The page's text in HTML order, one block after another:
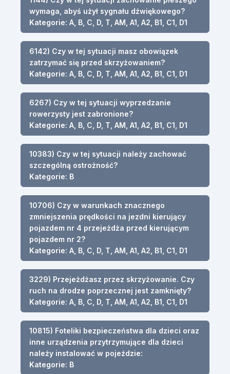
wymaga, abyś użył sygnału dźwiękowego?
Kategorie: A, B, C, D, T, AM, A1, A2, B1, C1, D1
6142) Czy w tej sytuacji masz obowiązek
zatrzymać się przed skrzyżowaniem?
Kategorie: A, B, C, D, T, AM, A1, A2, B1, C1, D1
6267) Czy w tej sytuacji wyprzedzanie
rowerzysty jest zabronione?
Kategorie: A, B, C, D, T, AM, A1, A2, B1, C1, D1
10383) Czy w tej sytuacji należy zachować
szczególną ostrożność?
Kategorie: B
10706) Czy w warunkach znacznego
zmniejszenia prędkości na jezdni kierujący
pojazdem nr 4 przejeżdża przed kierującym
pojazdem nr 2?
Kategorie: A, B, C, D, T, AM, A1, A2, B1, C1, D1
3229) Przejeżdżasz przez skrzyżowanie. Czy
ruch na drodze poprzecznej jest zamknięty?
Kategorie: A, B, C, D, T, AM, A1, A2, B1, C1, D1
10815) Foteliki bezpieczeństwa dla dzieci oraz
inne urządzenia przytrzymujące dla dzieci
należy instalować w pojeździe:
Kategorie: B